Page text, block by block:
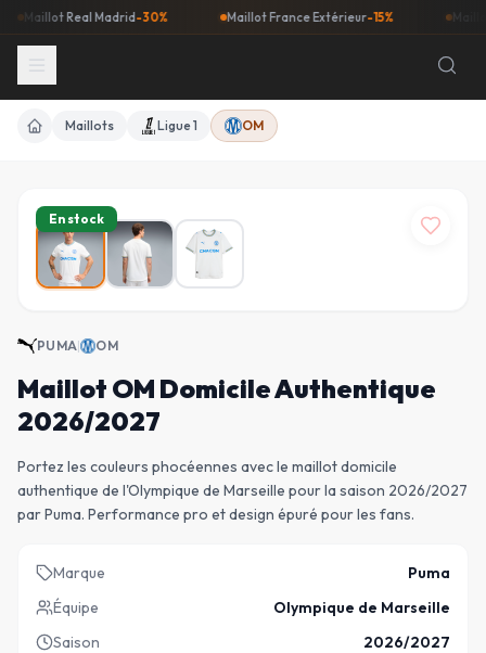
Real Madrid -30% Maillot France Extérieur-15% Maillot
Accueil
Maillots Ligue 1 OM
En stock
PUMA| OM
Maillot OM Domicile Authentique
2026/2027
Portez les couleurs phocéennes avec le maillot domicile
authentique de l'Olympique de Marseille pour la saison 2026/2027
par Puma. Performance pro et design épuré pour les fans.
Marque
Puma
Équipe
Olympique de Marseille
Saison
2026/2027